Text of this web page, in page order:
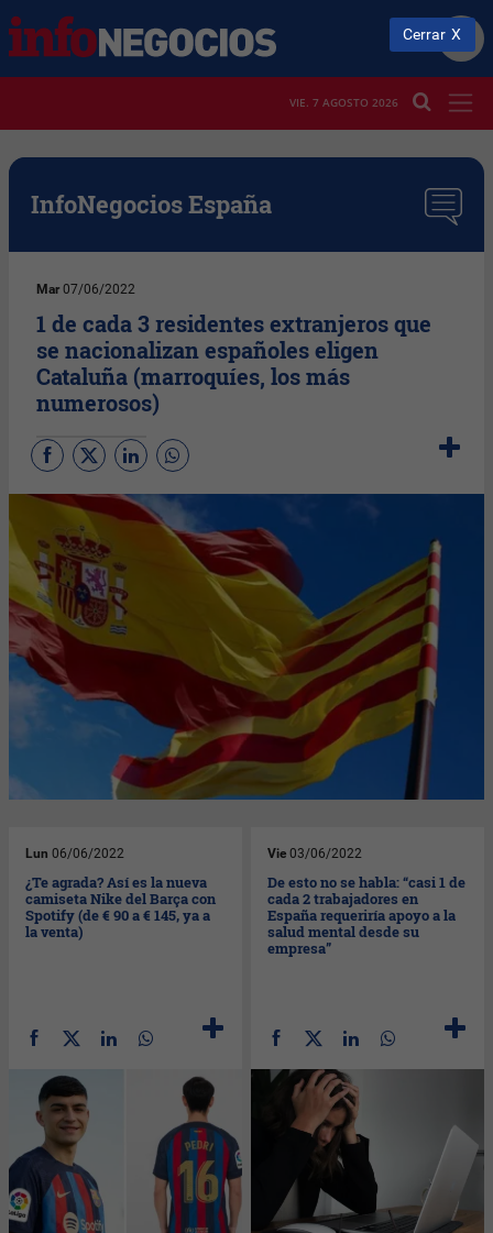
VIE. 7 AGOSTO 2026
InfoNegocios España
Mar 07/06/2022
1 de cada 3 residentes extranjeros que
se nacionalizan españoles eligen
Cataluña (marroquíes, los más
numerosos)
Lun 06/06/2022
¿Te agrada? Así es la nueva
camiseta Nike del Barça con
Spotify (de € 90 a € 145, ya a
la venta)
Vie 03/06/2022
De esto no se habla: “casi 1 de
cada 2 trabajadores en
España requeriría apoyo a la
salud mental desde su
empresa”
Cerrar